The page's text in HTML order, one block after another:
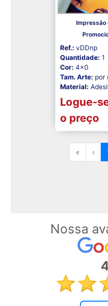
Impressão
Ref.: vDDnp
Quantidade: 1
Cor: 4x0
Tam. Arte: por
Material:
Logue-
o preço
« ‹
Nossa